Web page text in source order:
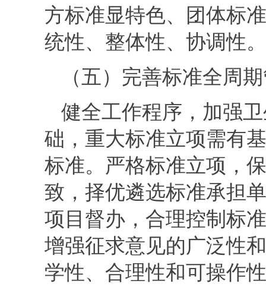
方标准显特色、团体标
统性、整体性、协调性。
（五）完善标准全周
健全工作程序，加强
础，重大标准立项需有
标准。严格标准立项，
致，择优遴选标准承担
项目督办，合理控制标
增强征求意见的广泛性
学性、合理性和可操作